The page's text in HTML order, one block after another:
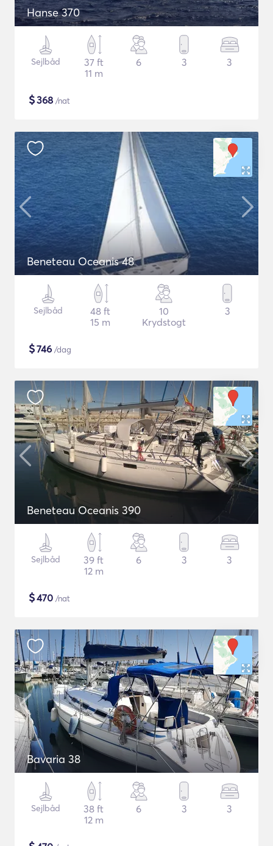
Hanse 370
Sejlbåd
37 ft
11 m
6 3 3
$368 /nat
Beneteau Oceanis 48
Sejlbåd
48 ft
15 m
10
Krydstogt
3
$746 /dag
Beneteau Oceanis 390
Sejlbåd
39 ft
12 m
6 3 3
$470 /nat
Bavaria 38
Sejlbåd
38 ft
12 m
6 3 3